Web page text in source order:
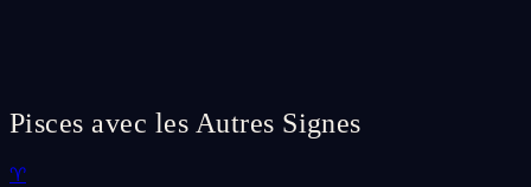
Pisces avec les Autres Signes
♈